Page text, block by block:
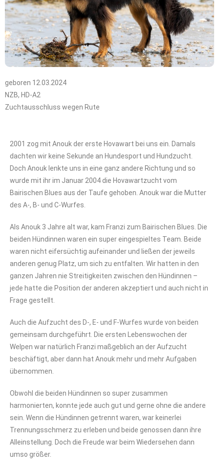
geboren 12.03.2024
NZB, HD-A2
Zuchtausschluss wegen Rute
2001 zog mit Anouk der erste Hovawart bei uns ein. Damals
dachten wir keine Sekunde an Hundesport und Hundzucht.
Doch Anouk lenkte uns in eine ganz andere Richtung und so
wurde mit ihr im Januar 2004 die Hovawartzucht vom
Bairischen Blues aus der Taufe gehoben. Anouk war die Mutter
des A-, B- und C-Wurfes.
Als Anouk 3 Jahre alt war, kam Franzi zum Bairischen Blues. Die
beiden Hündinnen waren ein super eingespieltes Team. Beide
waren nicht eifersüchtig aufeinander und ließen der jeweils
anderen genug Platz, um sich zu entfalten. Wir hatten in den
ganzen Jahren nie Streitigkeiten zwischen den Hündinnen –
jede hatte die Position der anderen akzeptiert und auch nicht in
Frage gestellt.
Auch die Aufzucht des D-, E- und F-Wurfes wurde von beiden
gemeinsam durchgeführt. Die ersten Lebenswochen der
Welpen war natürlich Franzi maßgeblich an der Aufzucht
beschäftigt, aber dann hat Anouk mehr und mehr Aufgaben
übernommen.
Obwohl die beiden Hündinnen so super zusammen
harmonierten, konnte jede auch gut und gerne ohne die andere
sein. Wenn die Hündinnen getrennt waren, war keinerlei
Trennungsschmerz zu erleben und beide genossen dann ihre
Alleinstellung. Doch die Freude war beim Wiedersehen dann
umso größer.